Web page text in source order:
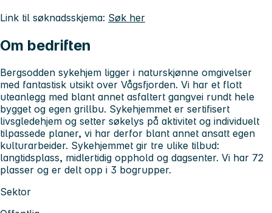
Link til søknadsskjema: Søk her
Om bedriften
Bergsodden sykehjem ligger i naturskjønne omgivelser
med fantastisk utsikt over Vågsfjorden. Vi har et flott
uteanlegg med blant annet asfaltert gangvei rundt hele
bygget og egen grillbu. Sykehjemmet er sertifisert
livsgledehjem og setter søkelys på aktivitet og individuelt
tilpassede planer, vi har derfor blant annet ansatt egen
kulturarbeider. Sykehjemmet gir tre ulike tilbud:
langtidsplass, midlertidig opphold og dagsenter. Vi har 72
plasser og er delt opp i 3 bogrupper.
Sektor